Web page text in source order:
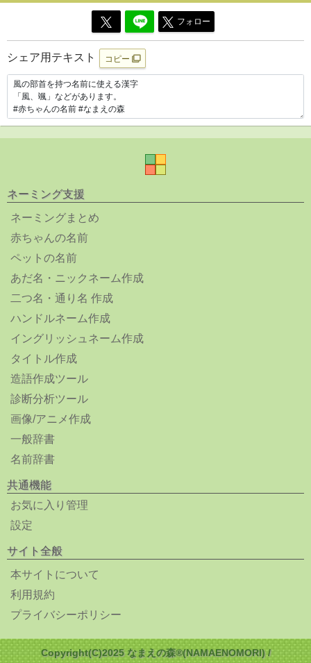
フォロー
シェア用テキスト コピー
ネーミング支援
ネーミングまとめ
赤ちゃんの名前
ペットの名前
あだ名・ニックネーム作成
二つ名・通り名 作成
ハンドルネーム作成
イングリッシュネーム作成
タイトル作成
造語作成ツール
診断分析ツール
画像/アニメ作成
一般辞書
名前辞書
共通機能
お気に入り管理
設定
サイト全般
本サイトについて
利用規約
プライバシーポリシー
Copyright(C)2025 なまえの森®(NAMAENOMORI) /